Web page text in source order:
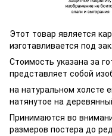
Этот товар является
изготавливается под
Стоимость указана за
представляет собой
на натуральном холсте
натянутое на
Принимаются во
размеров постера до